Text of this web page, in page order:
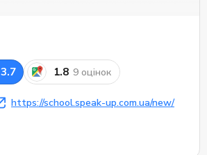
3.7 1.8 9 оцінок
https://school.speak-up.com.ua/new/